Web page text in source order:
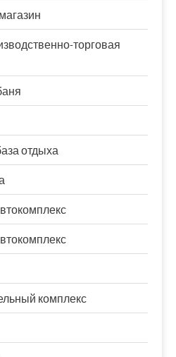
торговая
отдыха
комплекс